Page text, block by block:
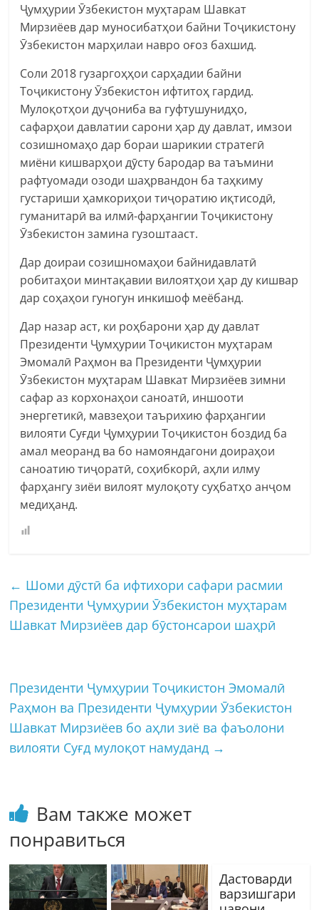
Ҷумҳурии Ӯзбекистон муҳтарам Шавкат
Мирзиёев дар муносибатҳои байни Тоҷикистону
Ӯзбекистон марҳилаи навро оғоз бахшид.
Соли 2018 гузаргоҳҳои сарҳадии байни
Тоҷикистону Ӯзбекистон ифтитоҳ гардид.
Мулоқотҳои дуҷониба ва гуфтушунидҳо,
сафарҳои давлатии сарони ҳар ду давлат, имзои
созишномаҳо дар бораи шарикии стратегӣ
миёни кишварҳои дӯсту бародар ва таъмини
рафтуомади озоди шаҳрвандон ба таҳкиму
густариши ҳамкориҳои тиҷоратию иқтисодӣ,
гуманитарӣ ва илмӣ-фарҳангии Тоҷикистону
Ӯзбекистон замина гузоштааст.
Дар доираи созишномаҳои байнидавлатӣ
робитаҳои минтақавии вилоятҳои ҳар ду кишвар
дар соҳаҳои гуногун инкишоф меёбанд.
Дар назар аст, ки роҳбарони ҳар ду давлат
Президенти Ҷумҳурии Тоҷикистон муҳтарам
Эмомалӣ Раҳмон ва Президенти Ҷумҳурии
Ӯзбекистон муҳтарам Шавкат Мирзиёев зимни
сафар аз корхонаҳои саноатӣ, иншооти
энергетикӣ, мавзеҳои таърихию фарҳангии
вилояти Суғди Ҷумҳурии Тоҷикистон боздид ба
амал меоранд ва бо намояндагони доираҳои
саноатию тиҷоратӣ, соҳибкорӣ, аҳли илму
фарҳангу зиёи вилоят мулоқоту суҳбатҳо анҷом
медиҳанд.
← Шоми дӯстӣ ба ифтихори сафари расмии
Президенти Ҷумҳурии Ӯзбекистон муҳтарам
Шавкат Мирзиёев дар бӯстонсарои шаҳрӣ
Президенти Ҷумҳурии Тоҷикистон Эмомалӣ
Раҳмон ва Президенти Ҷумҳурии Ӯзбекистон
Шавкат Мирзиёев бо аҳли зиё ва фаъолони
вилояти Суғд мулоқот намуданд →
Вам также может
понравиться
Дастоварди
варзишгари